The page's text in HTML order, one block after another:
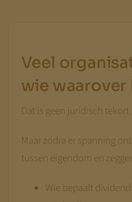
Veel
wie waarover
Dat is geen juridisch
Maar zodra er spanning
tussen eigendom en
Wie bepaalt